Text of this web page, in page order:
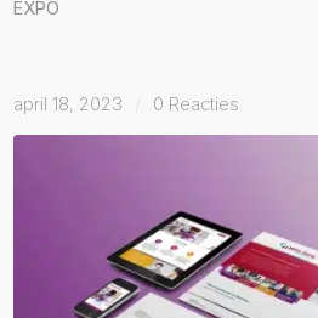
EXPO
april 18, 2023 0 Reacties